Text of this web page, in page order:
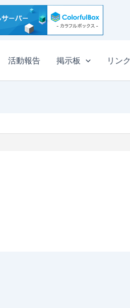
活動報告 掲示板 リンク